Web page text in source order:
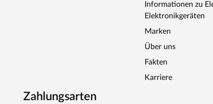
Informationen zu
Elektronikgeräten
Marken
Über uns
Fakten
Karriere
Zahlungsarten